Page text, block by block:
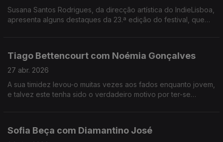
Susana Santos Rodrigues, da direcção artística do IndieLisboa,
apresenta alguns destaques da 23.ª edição do festival, que
Tiago Bettencourt com Noémia Gonçalves
27 abr. 2026
A sua timidez levou-o muitas vezes aos fados enquanto jovem,
e talvez este tenha sido o verdadeiro motivo por ter-se
Sofia Beça com Diamantino José